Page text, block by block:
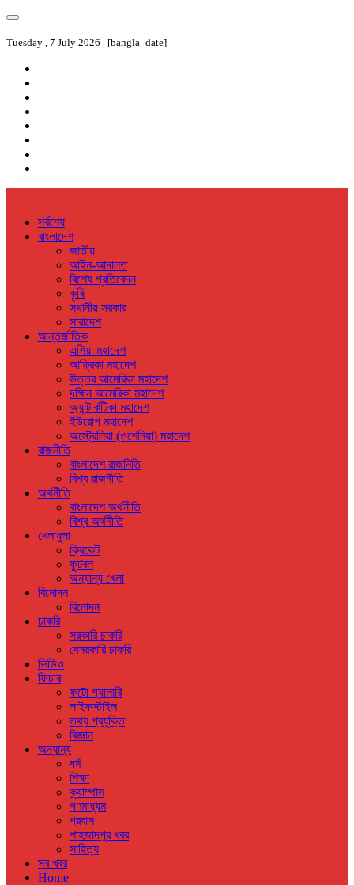
Tuesday , 7 July 2026 | [bangla_date]
সর্বশেষ
বাংলাদেশ
জাতীয়
আইন-আদালত
বিশেষ প্রতিবেদন
কৃষি
স্থানীয় সরকার
সারাদেশ
আন্তর্জাতিক
এশিয়া মহাদেশ
আফ্রিকা মহাদেশ
উত্তর আমেরিকা মহাদেশ
দক্ষিন আমেরিকা মহাদেশ
অ্যান্টার্কটিকা মহাদেশ
ইউরোপ মহাদেশ
অস্ট্রেলিয়া (ওশেনিয়া) মহাদেশ
রাজনীতি
বাংলাদেশ রাজনিতি
বিশ্ব রাজনীতি
অর্থনীতি
বাংলাদেশ অর্থনীতি
বিশ্ব অর্থনীতি
খেলাধুলা
ক্রিকেট
ফুটবল
অন্যান্য খেলা
বিনোদন
বিনোদন
চাকরি
সরকারি চাকরি
বেসরকারি চাকরি
ভিডিও
ফিচার
ফটো গ্যালারি
লাইফস্টাইল
তথ্য প্রযুক্তি
বিজ্ঞান
অন্যান্য
ধর্ম
শিক্ষা
ক্যাম্পাস
গণমাধ্যম
প্রবাস
শাহজাদপুর খবর
সাহিত্য
সব খবর
Home